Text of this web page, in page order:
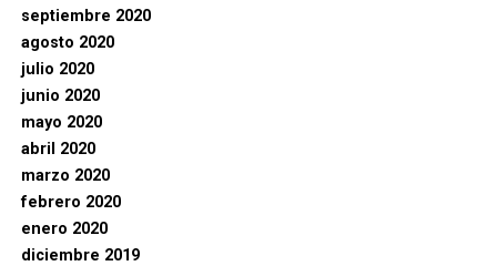
septiembre 2020
agosto 2020
julio 2020
junio 2020
mayo 2020
abril 2020
marzo 2020
febrero 2020
enero 2020
diciembre 2019